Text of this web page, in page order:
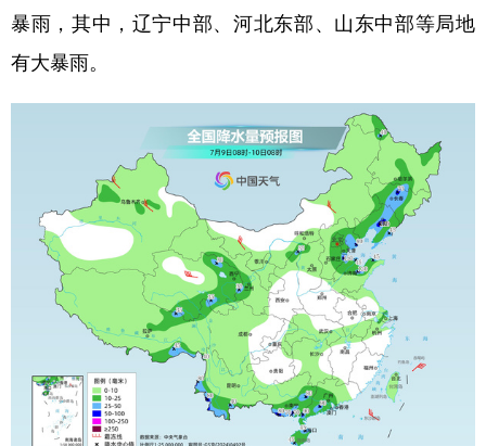
陕西 甘肃 青海 宁夏
多语种频道
English Español Français عربى
Русский язык 日本語 한국어
Deutsch Português
暴雨，其中，辽宁中部、河北东部、山东中部等局地
有大暴雨。